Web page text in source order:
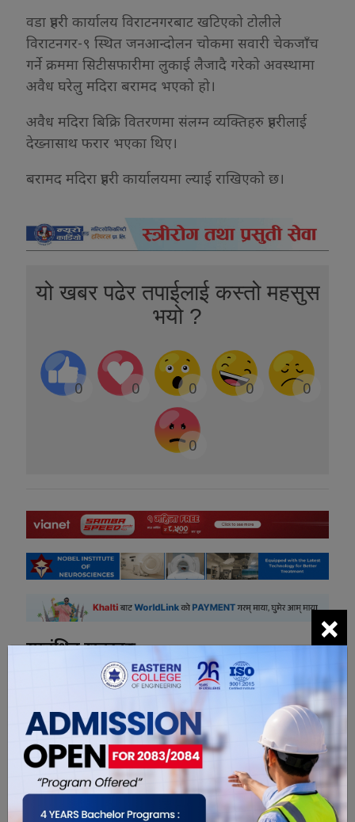
वडा प्रहरी कार्यालय विराटनगरबाट खटिएको टोलीले
विराटनगर-९ स्थित जनआन्दोलन चोकमा सवारी चेकजाँच
गर्ने क्रममा सिटीसफारीमा लुकाई लैजादै गरेको अवस्थामा
अवैध घरेलु मदिरा बरामद भएको हो।
अवैध मदिरा बिक्रि वितरणमा संलग्न व्यक्तिहरु प्रहरीलाई
देख्नासाथ फरार भएका थिए।
बरामद मदिरा प्रहरी कार्यालयमा ल्याई राखिएको छ।
यो खबर पढेर तपाईलाई कस्तो महसुस
भयो ?
0 0 0 0 0
0
सम्बंधित खबरहरु ×